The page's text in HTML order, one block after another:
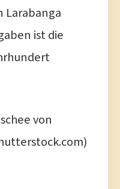
Larabanga
ist die
von